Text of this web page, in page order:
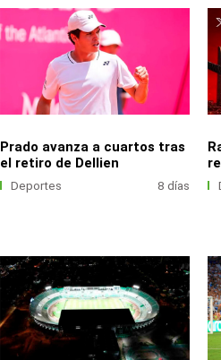
Prado avanza a cuartos tras
el retiro de Dellien
Deportes 8 días